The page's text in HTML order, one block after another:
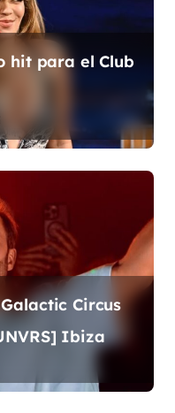
hit para el Club
Circus
Ibiza